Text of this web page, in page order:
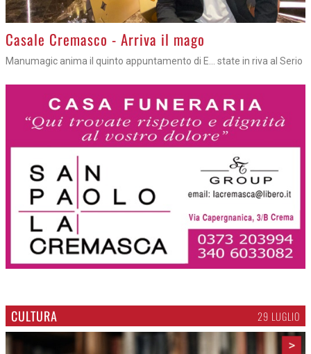
Casale Cremasco - Arriva il mago
Manumagic anima il quinto appuntamento di E... state in riva al Serio
CULTURA 29 LUGLIO
>